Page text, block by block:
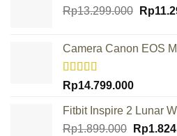
Rp13.299.000 Original
Rp
Camera Canon EOS
Rated
4.00
of 5
Rp14.799.000
Fitbit Inspire 2 Lunar
Rp1.899.000 Original
Rp